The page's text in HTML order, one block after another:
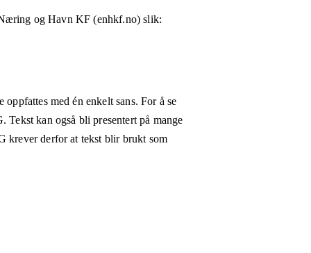
og Havn KF (enhkf.no) slik:
med én enkelt sans. For å se
kan også bli presentert på mange
krever derfor at tekst blir brukt som